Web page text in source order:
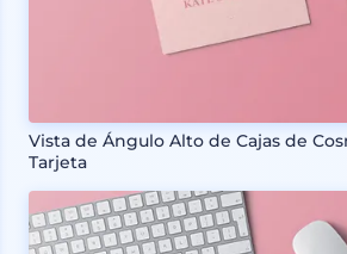
Vista de Ángulo Alto de Cajas de
Tarjeta